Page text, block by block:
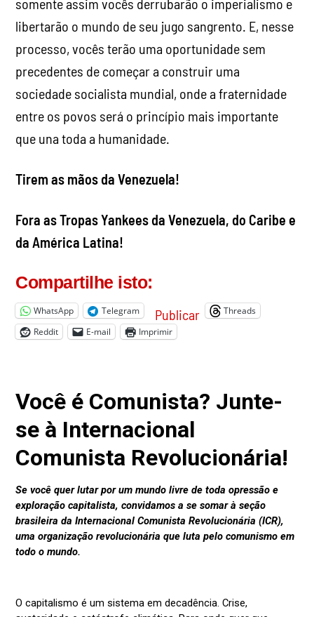
somente assim vocês derrubarão o imperialismo e
libertarão o mundo de seu jugo sangrento. E, nesse
processo, vocês terão uma oportunidade sem
precedentes de começar a construir uma
sociedade socialista mundial, onde a fraternidade
entre os povos será o princípio mais importante
que una toda a humanidade.
Tirem as mãos da Venezuela!
Fora as Tropas Yankees da Venezuela, do Caribe e
da América Latina!
Compartilhe isto:
WhatsApp Telegram Publicar
Threads
Reddit
E-mail Imprimir